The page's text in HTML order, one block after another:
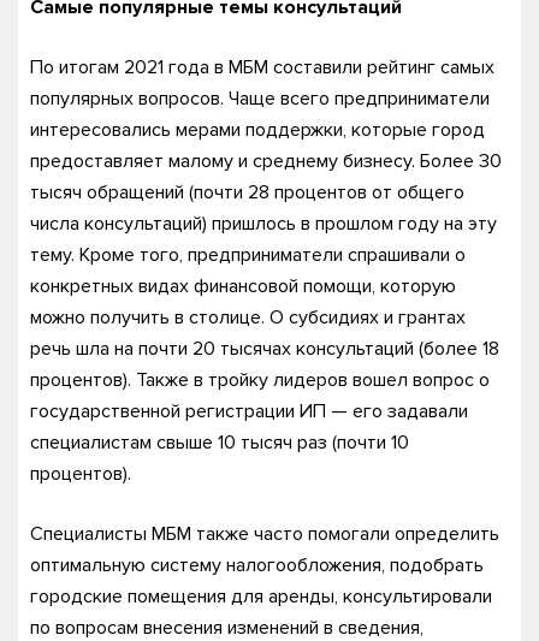
Самые популярные темы консультаций
По итогам 2021 года в МБМ составили рейтинг самых
популярных вопросов. Чаще всего предприниматели
интересовались мерами поддержки, которые город
предоставляет малому и среднему бизнесу. Более 30
тысяч обращений (почти 28 процентов от общего
числа консультаций) пришлось в прошлом году на эту
тему. Кроме того, предприниматели спрашивали о
конкретных видах финансовой помощи, которую
можно получить в столице. О субсидиях и грантах
речь шла на почти 20 тысячах консультаций (более 18
процентов). Также в тройку лидеров вошел вопрос о
государственной регистрации ИП — его задавали
специалистам свыше 10 тысяч раз (почти 10
процентов).
Специалисты МБМ также часто помогали определить
оптимальную систему налогообложения, подобрать
городские помещения для аренды, консультировали
по вопросам внесения изменений в сведения,